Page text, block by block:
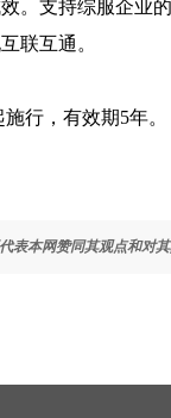
。支持综服企业
联互通。
行，有效期5年。
表本网赞同其观点和对